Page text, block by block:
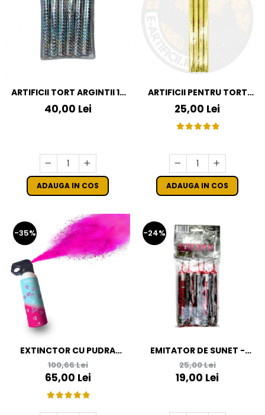
ARTIFICII TORT ARGINTII 12
CM / 12 BUC
40,00 Lei
ADAUGA IN COS
ARTIFICII PENTRU TORT
AURII 25 CM SET 4 BUC
25,00 Lei
ADAUGA IN COS
-35%
EXTINCTOR CU PUDRA
COLORATA ROZ GENDER
REVEAL
100,66 Lei
65,00 Lei
-24%
EMITATOR DE SUNET -
SCREAM M
25,00 Lei
19,00 Lei